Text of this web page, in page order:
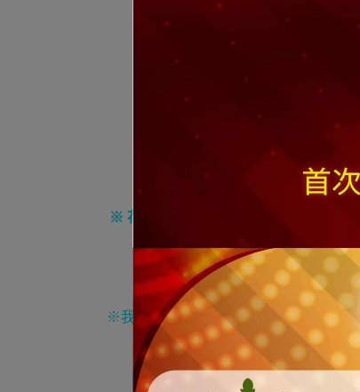
※ 本服
※ 花圈商品因枝葉調整縮放量測尺寸，
※我們工作人員皆辛苦努力地為您的訂